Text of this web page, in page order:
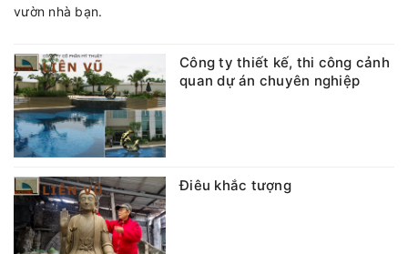
vườn nhà bạn.
Công ty thiết kế, thi công cảnh
quan dự án chuyên nghiệp
Điêu khắc tượng